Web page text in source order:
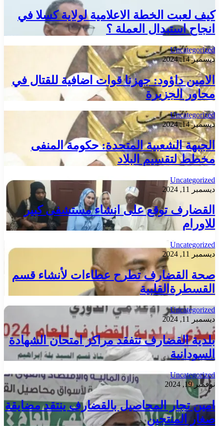
كيف لعبت الخطة الاعلامية لولاية كسلا في
انجاح استبدال العملة ؟
Uncategorized
ديسمبر 14, 2024
الامين داؤود: جهزنا قوات اضافية للقتال في
محاور الجزيرة
Uncategorized
ديسمبر 14, 2024
الجبهة الشعبية المتحدة: حكومة المنفى
مخطط لتقسيم البلاد
Uncategorized
ديسمبر 11, 2024
القضارف توقع على انشاء مستشفى كبير
للاورام
Uncategorized
ديسمبر 11, 2024
صحة القضارف تطرح عطاءات لأنشاء قسم
القسطرةالقلبية
Uncategorized
ديسمبر 11, 2024
بلدية القضارف تتفقد مراكز امتحان الشهادة
السودانية
Uncategorized
نوفمبر 19, 2024
امين تجار المحاصيل بالقضارف ينتقد مضايقة
صغار المنتجين